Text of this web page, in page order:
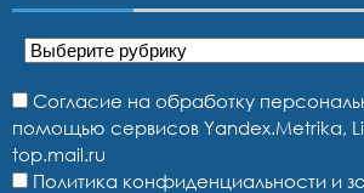
Рубрики
Согласие на обработку
помощью сервисов Yandex.Metrika,
top.mail.ru
Политика конфиденциальности и